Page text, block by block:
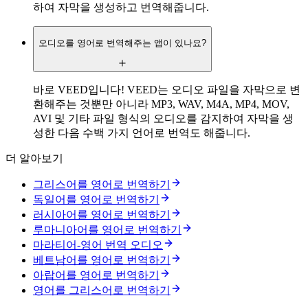
하여 자막을 생성하고 번역해줍니다.
오디오를 영어로 번역해주는 앱이 있나요?
바로 VEED입니다! VEED는 오디오 파일을 자막으로 변
환해주는 것뿐만 아니라 MP3, WAV, M4A, MP4, MOV,
AVI 및 기타 파일 형식의 오디오를 감지하여 자막을 생
성한 다음 수백 가지 언어로 번역도 해줍니다.
더 알아보기
그리스어를 영어로 번역하기
독일어를 영어로 번역하기
러시아어를 영어로 번역하기
루마니아어를 영어로 번역하기
마라티어-영어 번역 오디오
베트남어를 영어로 번역하기
아랍어를 영어로 번역하기
영어를 그리스어로 번역하기